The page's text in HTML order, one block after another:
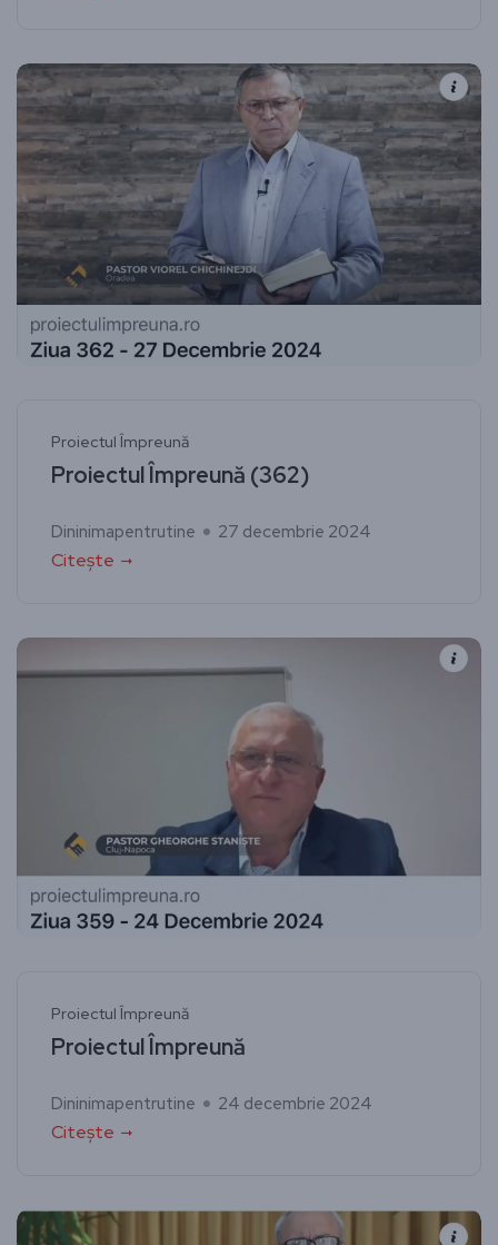
Proiectul Împreună
Proiectul Împreună (362)
Dininimapentrutine 27 decembrie 2024
Citește
Proiectul Împreună
Proiectul Împreună
Dininimapentrutine 24 decembrie 2024
Citește